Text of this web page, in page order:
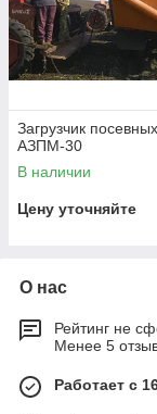
Загрузчик
АЗПМ-30
В наличии
Цену уточняйте
О нас
Рейтинг не
Менее 5
Работает с